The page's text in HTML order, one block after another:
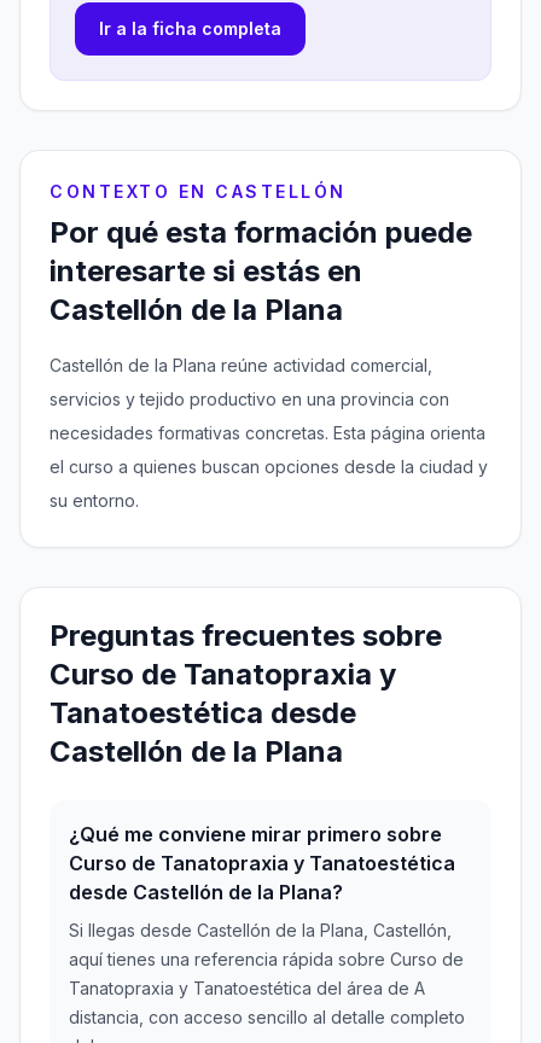
Ir a la ficha completa
CONTEXTO EN CASTELLÓN
Por qué esta formación puede
interesarte si estás en
Castellón de la Plana
Castellón de la Plana reúne actividad comercial,
servicios y tejido productivo en una provincia con
necesidades formativas concretas. Esta página orienta
el curso a quienes buscan opciones desde la ciudad y
su entorno.
Preguntas frecuentes sobre
Curso de Tanatopraxia y
Tanatoestética desde
Castellón de la Plana
¿Qué me conviene mirar primero sobre
Curso de Tanatopraxia y Tanatoestética
desde Castellón de la Plana?
Si llegas desde Castellón de la Plana, Castellón,
aquí tienes una referencia rápida sobre Curso de
Tanatopraxia y Tanatoestética del área de A
distancia, con acceso sencillo al detalle completo